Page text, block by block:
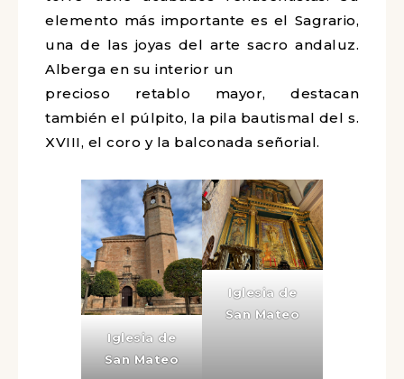
elemento más importante es el Sagrario,
una de las joyas del arte sacro andaluz.
Alberga en su interior un
precioso retablo mayor, destacan
también el púlpito, la pila bautismal del s.
XVIII, el coro y la balconada señorial.
Iglesia de
San Mateo
Iglesia de
San Mateo